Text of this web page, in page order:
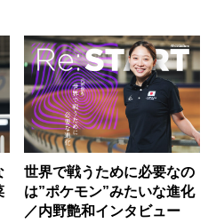
世界で戦うために必要なの
は”ポケモン”みたいな進化
／内野艶和インタビュー